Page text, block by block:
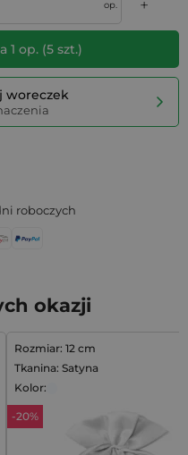
op. +
1 op. (5szt.)
woreczek
roboczych
okazji
Rozmiar: 12 cm
Tkanina: Satyna
Kolor:
-20%